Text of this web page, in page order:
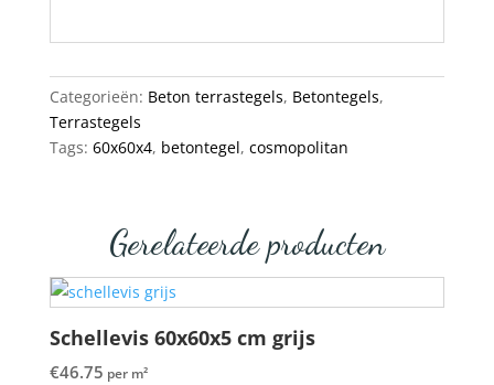
Categorieën: Beton terrastegels, Betontegels,
Terrastegels
Tags: 60x60x4, betontegel, cosmopolitan
Gerelateerde producten
Schellevis 60x60x5 cm grijs
€46.75 per m²